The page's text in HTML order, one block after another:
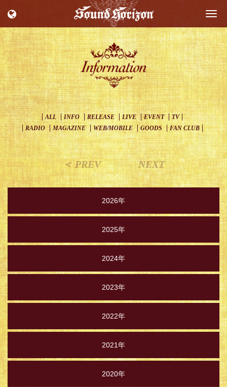
ALL INFO RELEASE LIVE EVENT
TV
RADIO
MAGAZINE WEB/MOBILE GOODS FAN CLUB
＜ PREV NEXT
2026年
2025年
2024年
2023年
2022年
2021年
2020年